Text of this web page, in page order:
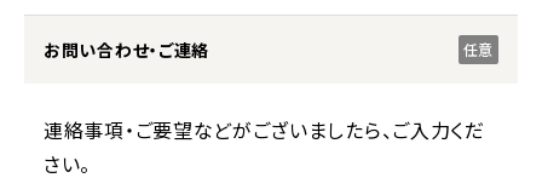
お問い合わせ・ご連絡 任意
連絡事項・ご要望などがございましたら、ご入力くだ
さい。